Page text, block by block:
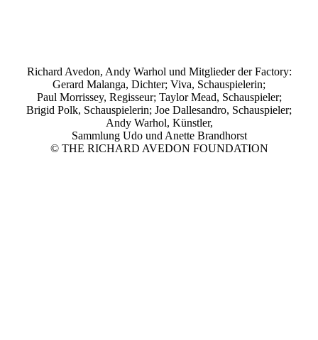
Richard Avedon, Andy Warhol und Mitglieder der Factory:
Gerard Malanga, Dichter; Viva, Schauspielerin;
Paul Morrissey, Regisseur; Taylor Mead, Schauspieler;
Brigid Polk, Schauspielerin; Joe Dallesandro, Schauspieler;
Andy Warhol, Künstler,
Sammlung Udo und Anette Brandhorst
© THE RICHARD AVEDON FOUNDATION